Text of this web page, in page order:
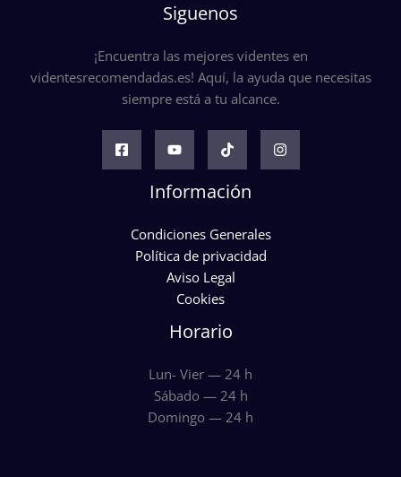
Siguenos
¡Encuentra las mejores videntes en
videntesrecomendadas.es! Aquí, la ayuda que necesitas
siempre está a tu alcance.
Información
Condiciones Generales
Política de privacidad
Aviso Legal
Cookies
Horario
Lun- Vier — 24 h
Sábado — 24 h
Domingo — 24 h